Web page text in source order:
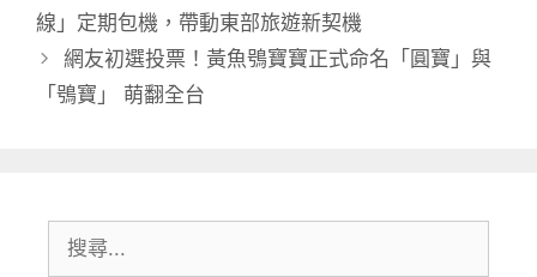
線」定期包機，帶動東部旅遊新契機
網友初選投票！黃魚鴞寶寶正式命名「圓寶」與
「鴞寶」 萌翻全台
尋: